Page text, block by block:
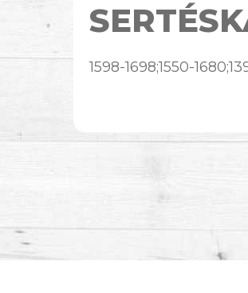
1598-1698;1550-